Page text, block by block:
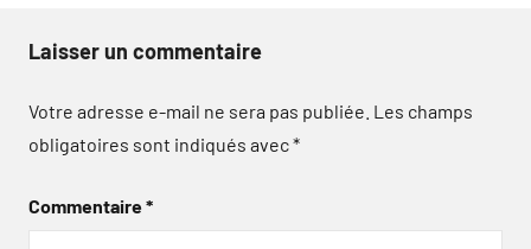
Laisser un commentaire
Votre adresse e-mail ne sera pas publiée. Les champs
obligatoires sont indiqués avec*
Commentaire*